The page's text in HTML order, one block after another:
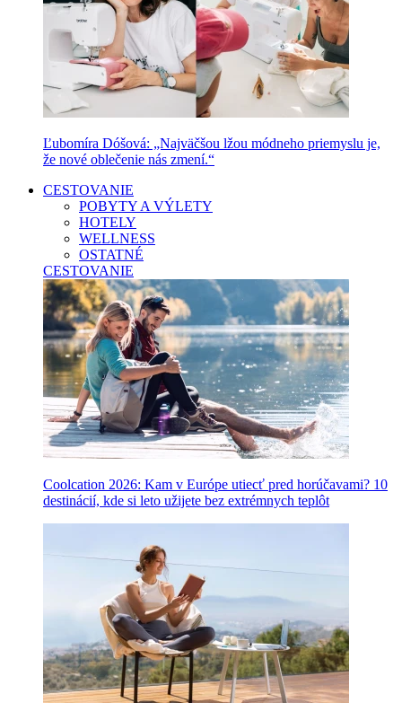
Ľubomíra Dóšová: „Najväčšou lžou módneho priemyslu je,
že nové oblečenie nás zmení.“
CESTOVANIE
POBYTY A VÝLETY
HOTELY
WELLNESS
OSTATNÉ
CESTOVANIE
Coolcation 2026: Kam v Európe utiecť pred horúčavami? 10
destinácií, kde si leto užijete bez extrémnych teplôt